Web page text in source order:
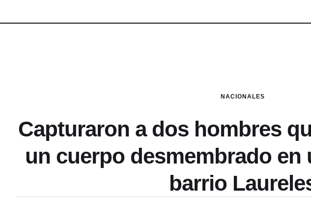
NACIONALES
Capturaron a dos hombres
un cuerpo desmembrado en
barrio